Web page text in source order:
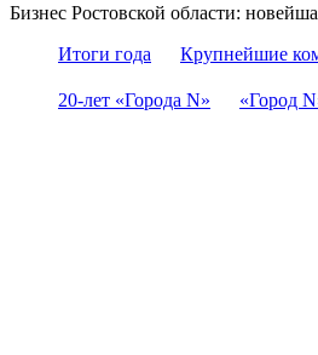
Бизнес Ростовской области:
Итоги года
Крупнейшие
20-лет «Города N» «Город